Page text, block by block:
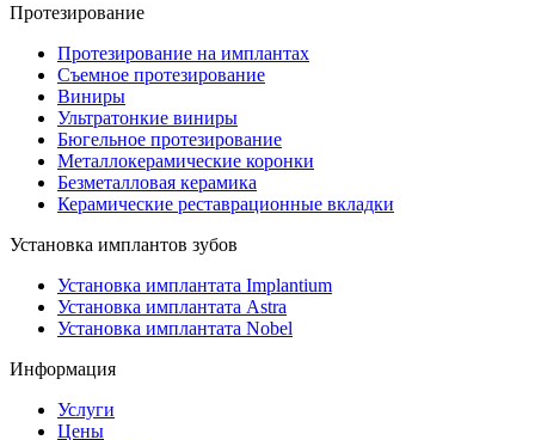
Протезирование
Протезирование на имплантах
Съемное протезирование
Виниры
Ультратонкие виниры
Бюгельное протезирование
Металлокерамические коронки
Безметалловая керамика
Керамические реставрационные вкладки
Установка имплантов зубов
Установка имплантата Implantium
Установка имплантата Astra
Установка имплантата Nobel
Информация
Услуги
Цены